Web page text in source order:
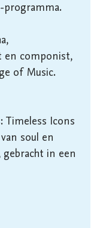
programma.
en componist,
of Music.
Timeless Icons
soul en
in een